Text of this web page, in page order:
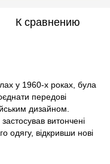
К сравнению
у 1960-х роках, була
передові
дизайном.
витончені
одягу, відкривши нові